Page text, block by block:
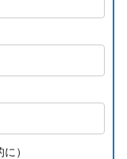
）